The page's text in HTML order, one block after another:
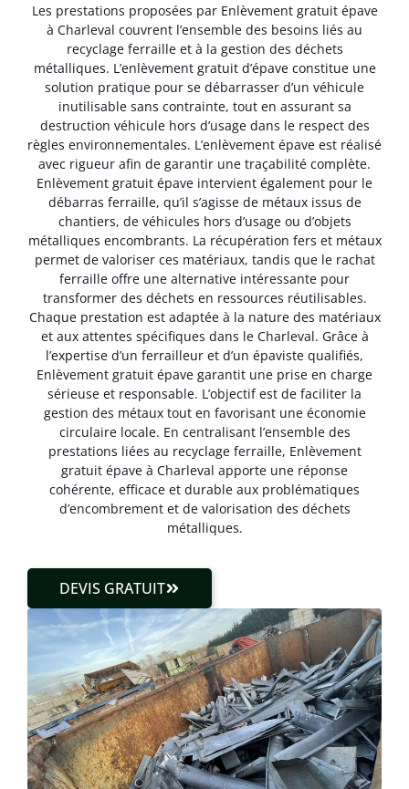
Les prestations proposées par Enlèvement gratuit épave
à Charleval couvrent l’ensemble des besoins liés au
recyclage ferraille et à la gestion des déchets
métalliques. L’enlèvement gratuit d’épave constitue une
solution pratique pour se débarrasser d’un véhicule
inutilisable sans contrainte, tout en assurant sa
destruction véhicule hors d’usage dans le respect des
règles environnementales. L’enlèvement épave est réalisé
avec rigueur afin de garantir une traçabilité complète.
Enlèvement gratuit épave intervient également pour le
débarras ferraille, qu’il s’agisse de métaux issus de
chantiers, de véhicules hors d’usage ou d’objets
métalliques encombrants. La récupération fers et métaux
permet de valoriser ces matériaux, tandis que le rachat
ferraille offre une alternative intéressante pour
transformer des déchets en ressources réutilisables.
Chaque prestation est adaptée à la nature des matériaux
et aux attentes spécifiques dans le Charleval. Grâce à
l’expertise d’un ferrailleur et d’un épaviste qualifiés,
Enlèvement gratuit épave garantit une prise en charge
sérieuse et responsable. L’objectif est de faciliter la
gestion des métaux tout en favorisant une économie
circulaire locale. En centralisant l’ensemble des
prestations liées au recyclage ferraille, Enlèvement
gratuit épave à Charleval apporte une réponse
cohérente, efficace et durable aux problématiques
d’encombrement et de valorisation des déchets
métalliques.
DEVIS GRATUIT